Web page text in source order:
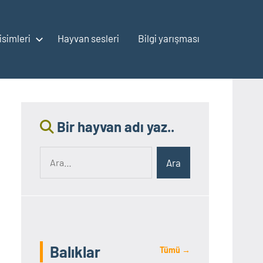
isimleri Hayvan sesleri Bilgi yarışması
Bir hayvan adı yaz..
Ara
Balıklar Tümü →